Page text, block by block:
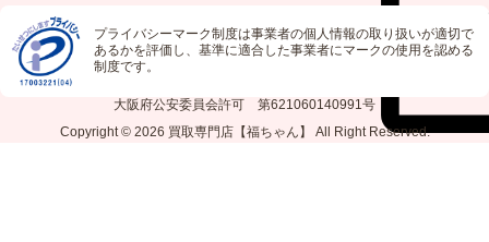
プライバシーマーク制度は事業者の個人情報の取り扱いが適切で
あるかを評価し、基準に適合した事業者にマークの使用を認める
制度です。
大阪府公安委員会許可 第621060140991号
Copyright © 2026 買取専門店【福ちゃん】 All Right Reserved.